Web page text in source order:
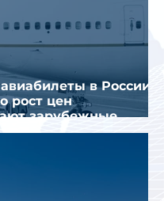
в России
зарубежные